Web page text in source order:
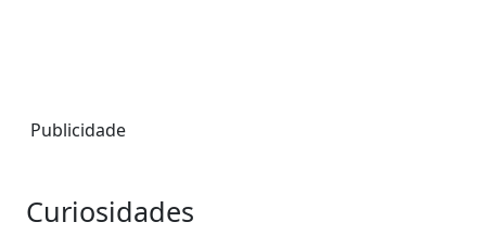
Publicidade
Curiosidades